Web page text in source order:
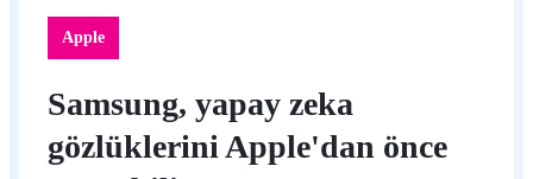
Apple
Samsung, yapay zeka
gözlüklerini Apple'dan önce